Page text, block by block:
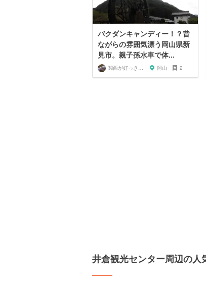
バクダンキャンディー！？昔
ながらの雰囲気漂う岡山県新
見市。親子孫水車で体...
関西が好っきゃねん 岡山 2
井倉観光センター周辺の人